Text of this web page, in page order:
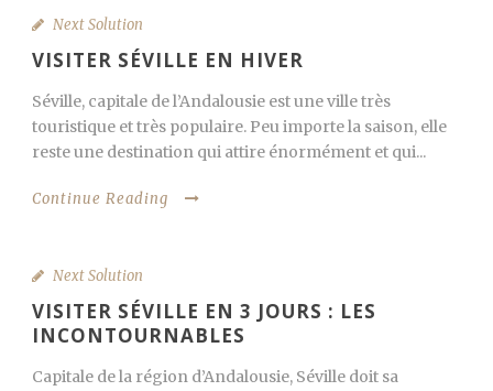
Next Solution
VISITER SÉVILLE EN HIVER
Séville, capitale de l’Andalousie est une ville très
touristique et très populaire. Peu importe la saison, elle
reste une destination qui attire énormément et qui...
Continue Reading
Next Solution
VISITER SÉVILLE EN 3 JOURS : LES
INCONTOURNABLES
Capitale de la région d’Andalousie, Séville doit sa